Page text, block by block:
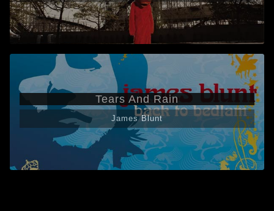
Tears And Rain
James Blunt